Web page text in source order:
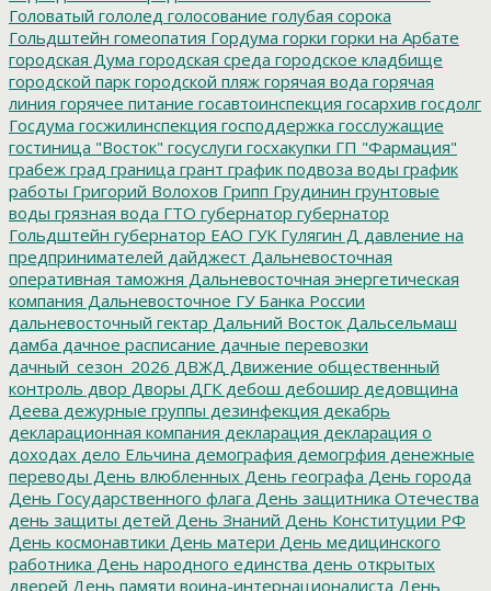
Головатый гололед голосование голубая сорока
Гольдштейн гомеопатия Гордума горки горки на Арбате
городская Дума городская среда городское кладбище
городской парк городской пляж горячая вода горячая
линия горячее питание госавтоинспекция госархив госдолг
Госдума госжилинспекция господдержка госслужащие
гостиница "Восток" госуслуги госхакупки ГП "Фармация"
грабеж град граница грант график подвоза воды график
работы Григорий Волохов Грипп Грудинин грунтовые
воды грязная вода ГТО губернатор губернатор
Гольдштейн губернатор ЕАО ГУК Гулягин Д давление на
предпринимателей дайджест Дальневосточная
оперативная таможня Дальневосточная энергетическая
компания Дальневосточное ГУ Банка России
дальневосточный гектар Дальний Восток Дальсельмаш
дамба дачное расписание дачные перевозки
дачный_сезон_2026 ДВЖД Движение общественный
контроль двор Дворы ДГК дебош дебошир дедовщина
Деева дежурные группы дезинфекция декабрь
декларационная компания декларация декларация о
доходах дело Ельчина демография демогрфия денежные
переводы День влюбленных День географа День города
День Государственного флага День защитника Отечества
день защиты детей День Знаний День Конституции РФ
День космонавтики День матери День медицинского
работника День народного единства день открытых
дверей День памяти воина-интернационалиста День